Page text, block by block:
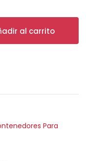
al carrito
Para